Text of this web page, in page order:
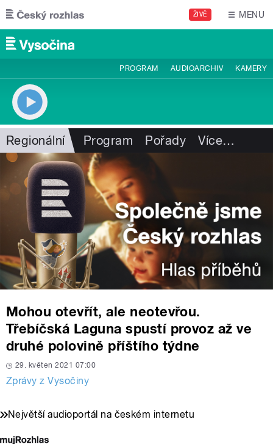
Přejít k hlavnímu obsahu
ŽIVĚ MENU
PROGRAM AUDIOARCHIV KAMERY
Regionální Program Pořady Více…
Mohou otevřít, ale neotevřou.
Třebíčská Laguna spustí provoz až ve
druhé polovině příštího týdne
29. květen 2021 07:00
Zprávy z Vysočiny
Největší audioportál na českém internetu